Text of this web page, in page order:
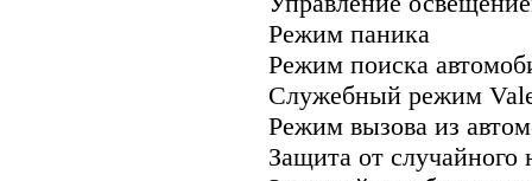
Режим паника
Режим поиска
Служебный режим
Режим вызова из
Защита от случайного